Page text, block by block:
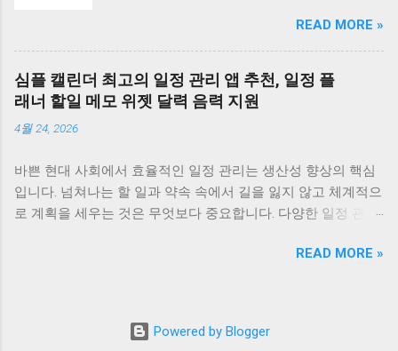
앱은 100만 건 이상의 다운로드 수를 기록하며
그 인기를 실감케 합니다 주요 기능으로는 문서
스캔 PDF 변환 텍스트 인식 문서 관리 공유 그리
고 협업 기능 등이 있습니다 특히 고급 이미지
트를 추출하고 편집할 수 있습니다 다양한 언어
를 지원하며 문서를 손쉽게 검색하고 관리할 수
있도록 태그 기능도 제공합니다 CamScanner의
주요 기능은 문서 스캔 기능에서 시작합니다 이
앱은 최첨단 이미지 처리 기술을 적용하여 사진
기능을 통해 스캔한 문서의 텍스트를 추출하여
로 자리 잡고 있습니다. 하지만 동시에 이메일은
해킹이나 정보 유출의 위험에 항상 노출되어 있
습니다. 이러한 불안감을 해소하고 사용자의 프
라이버시를 최우선으로 보호하기 위해 탄생한
것이 바로 Proton Mail입니다. 스위스에 기반을
일 서비스를 제공하며, 전 세계 수백만 명의 사
용자가 그 가치를 인정하고 있습니다. Proton
Mail은 단순한 이메일 서비스 제공을 넘어, 사용
효율적으로 관리할 수 있도록 필요한 모든 기능
히 새롭게 재설계된 앱은 이메일을 더욱 쉽게 읽
READ MORE »
심플 캘린더 최고의 일정 관리 앱 추천, 일정 플
래너 할일 메모 위젯 달력 음력 지원
4월 24, 2026
바쁜 현대 사회에서 효율적인 일정 관리는 생산성 향상의 핵심
입니다. 넘쳐나는 할 일과 약속 속에서 길을 잃지 않고 체계적으
로 계획을 세우는 것은 무엇보다 중요합니다. 다양한 일정 관리
과 강력한 기능으로 많은 사용자들에게 사랑받고 있습니다. 오
히 알아보겠습니다. 1. 심플 캘린더: 왜 최고의 선택인가? 심플
캘린더가 많은 사용자들에게 최고의 일정 관리 앱으로 꼽히는
READ MORE »
Powered by Blogger